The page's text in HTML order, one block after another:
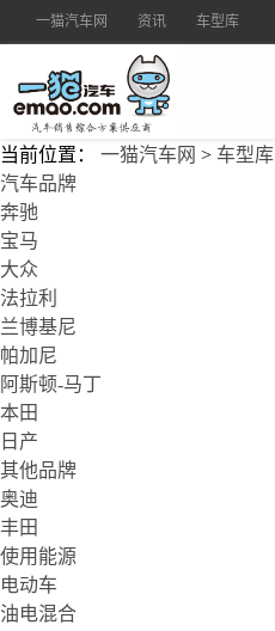
一猫汽车网 资讯 车型库
当前位置： 一猫汽车网 > 车型库
汽车品牌
奔驰
宝马
大众
法拉利
兰博基尼
帕加尼
阿斯顿-马丁
本田
日产
其他品牌
奥迪
丰田
使用能源
电动车
油电混合